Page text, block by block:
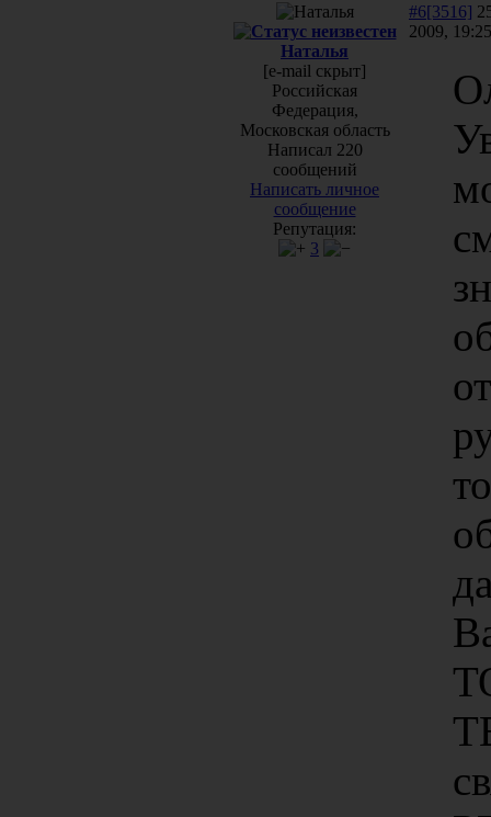
Наталья
[e-mail скрыт]
Российская
Федерация,
Московская область
Написал 220
сообщений
Написать личное
сообщение
Репутация:
3
#6[3516]
2009, 19:25